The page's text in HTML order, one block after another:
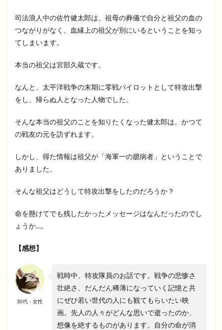
司法浪人中の佐竹健太郎は、祖母の葬儀で自分と祖父の血の
つながりがなく、血縁上の祖父が別にいるということを知っ
てしまいます。
本当の祖父は宮部久蔵です。
なんと、太平洋戦争の末期に零戦パイロットとして特攻出撃
をし、帰らぬ人となった人物でした。
そんな本当の祖父のことを知りたくなった健太郎は。かつて
の戦友の元を訪ずれます。
しかし、得た情報は祖父が「海軍一の臆病者」ということで
ありました。
そんな祖父はどうして特攻出撃をしたのだろうか？
命を懸けてでも残したかったメッセージはなんだったのでし
ょうか…。
【感想】
30代・女性
戦時中、特攻隊員のお話です。戦争の悲惨さ
壮絶さ、だんだん稀薄になっていく記憶と共
にぜひ若い世代の人にも観てもらいたい映
画。先人の人々がどんな思いで逝ったのか、
想像を絶するものがあります。自分の命が消